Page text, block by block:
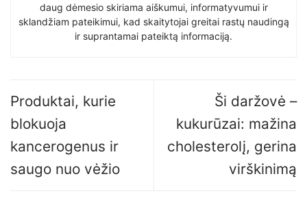
daug dėmesio skiriama aiškumui, informatyvumui ir
sklandžiam pateikimui, kad skaitytojai greitai rastų naudingą
ir suprantamai pateiktą informaciją.
Produktai, kurie
blokuoja
kancerogenus ir
saugo nuo vėžio
Ši daržovė –
kukurūzai: mažina
cholesterolį, gerina
virškinimą